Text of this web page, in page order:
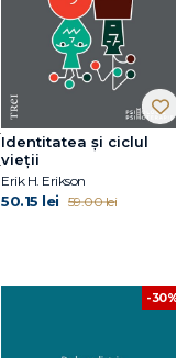
Identitatea și ciclul
vieții
Erik H. Erikson
50.15 lei 59.00 lei
-